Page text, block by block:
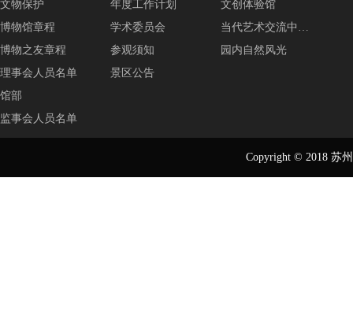
文物保护
博物馆章程
博物之友章程
理事会人员名单
馆部
监事会人员名单
年度工作计划
学术委员会
参观须知
景区公告
文创体验馆
当代艺术交流中…
园内自然风光
Copyright © 2018 苏